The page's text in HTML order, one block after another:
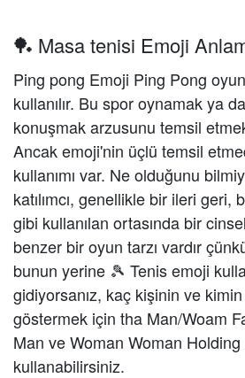
🏓 Masa tenisi Emoji
Ping pong Emoji Ping Pong
kullanılır. Bu spor oynamak ya
konuşmak arzusunu temsil
Ancak emoji'nin üçlü temsil
kullanımı var. Ne olduğunu
katılımcı, genellikle bir ileri geri,
gibi kullanılan ortasında bir
benzer bir oyun tarzı vardır
bunun yerine 🎾 Tenis emoji
gidiyorsanız, kaç kişinin ve kimin
göstermek için tha Man/Woam
Man ve Woman Woman
kullanabilirsiniz.